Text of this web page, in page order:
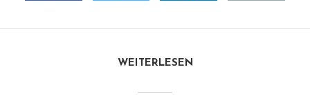
WEITERLESEN